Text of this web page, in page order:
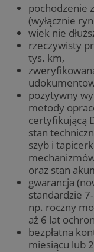
pochodzenie
(wyłącznie
wiek nie
rzeczywisty
tys. km,
pozytywny
metody
certyfikującą
stan
szyb i
oraz stan
gwarancja
standardzie
np. roczny
aż 6 lat
bezpłatna
miesiącu lub